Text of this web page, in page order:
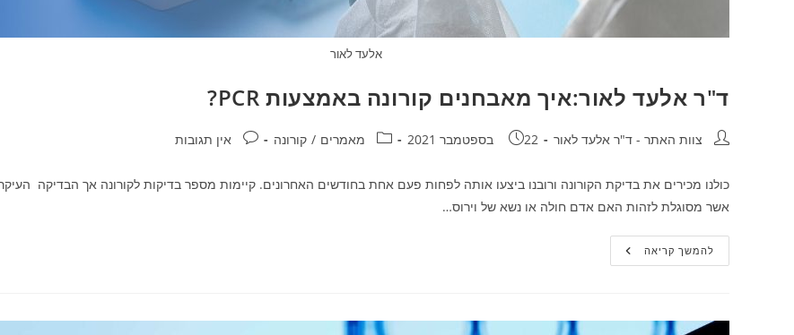
אלעד לאור
ד"ר אלעד לאור:איך מאבחנים קורונה באמצעות PCR?
מחבר:צוות האתר - ד"ר אלעד לאור פורסם:
22 בספטמבר 2021 קטגוריה:מאמרים / קורונה תגובות:אין תגובות
כולנו מכירים את בדיקת הקורונה ורובנו ביצעו אותה לפחות פעם אחת בחודשים האחרונים. קיימות מספר בדיקות לקורונה אך הבדיקה
אשר מסוגלת לזהות האם אדם חולה או נשא של וירוס…
להמשך קריאהד"ר
אלעד
PCR?